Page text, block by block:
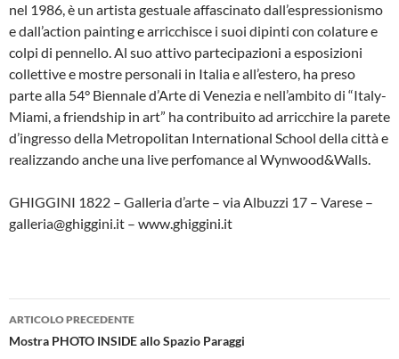
nel 1986, è un artista gestuale affascinato dall’espressionismo
e dall’action painting e arricchisce i suoi dipinti con colature e
colpi di pennello. Al suo attivo partecipazioni a esposizioni
collettive e mostre personali in Italia e all’estero, ha preso
parte alla 54° Biennale d’Arte di Venezia e nell’ambito di “Italy-
Miami, a friendship in art” ha contribuito ad arricchire la parete
d’ingresso della Metropolitan International School della città e
realizzando anche una live perfomance al Wynwood&Walls.
GHIGGINI 1822 – Galleria d’arte – via Albuzzi 17 – Varese –
galleria@ghiggini.it – www.ghiggini.it
Navigazione
articolo
ARTICOLO PRECEDENTE
Mostra PHOTO INSIDE allo Spazio Paraggi